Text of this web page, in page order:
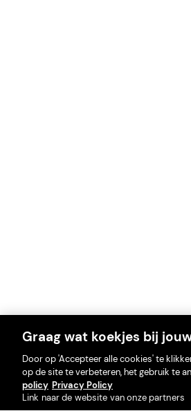
Graag wat koekjes bij
Door op 'Accepteer alle cookies' te
op de site te verbeteren, het gebruik te
policy Privacy Policy
Link naar de website van onze partners